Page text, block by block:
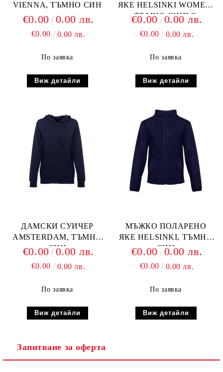
VIENNA, ТЪМНО СИН
€0.00 0.00 лв.
€0.00 0.00 лв.
По заявка
Виж детайли
ЯКЕ HELSINKI WOMEN,
ТЪМНО СИНЬО
€0.00 0.00 лв.
€0.00 0.00 лв.
По заявка
Виж детайли
ДАМСКИ СУИЧЕР
AMSTERDAM, ТЪМНО
СИН
€0.00 0.00 лв.
€0.00 0.00 лв.
По заявка
Виж детайли
МЪЖКО ПОЛАРЕНО
ЯКЕ HELSINKI, ТЪМНО
СИН
€0.00 0.00 лв.
€0.00 0.00 лв.
По заявка
Виж детайли
Запитване за оферта